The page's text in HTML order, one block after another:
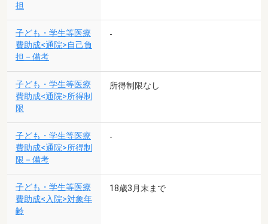
担
子ども・学生等医療
費助成<通院>自己負
担－備考
-
子ども・学生等医療
費助成<通院>所得制
限
所得制限なし
子ども・学生等医療
費助成<通院>所得制
限－備考
-
子ども・学生等医療
費助成<入院>対象年
齢
18歳3月末まで